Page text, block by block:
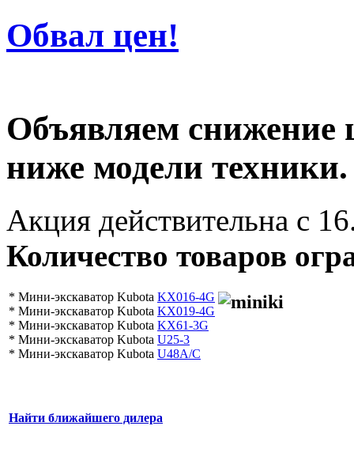
Обвал цен!
Объявляем снижение
ниже модели техники.
Акция действительна с
Количество товаров
* Мини-экскаватор Kubota KX016-4G
* Мини-экскаватор Kubota KX019-4G
* Мини-экскаватор Kubota KX61-3G
* Мини-экскаватор Kubota U25-3
* Мини-экскаватор Kubota U48A/C
Найти ближайшего дилера